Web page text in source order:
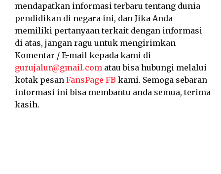
mendapatkan informasi terbaru tentang dunia
pendidikan di negara ini, dan Jika Anda
memiliki pertanyaan terkait dengan informasi
di atas, jangan ragu untuk mengirimkan
Komentar / E-mail kepada kami di
gurujalur@gmail.com atau bisa hubungi melalui
kotak pesan FansPage FB kami. Semoga sebaran
informasi ini bisa membantu anda semua, terima
kasih.